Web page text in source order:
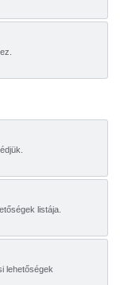
listája.
lehetőségek